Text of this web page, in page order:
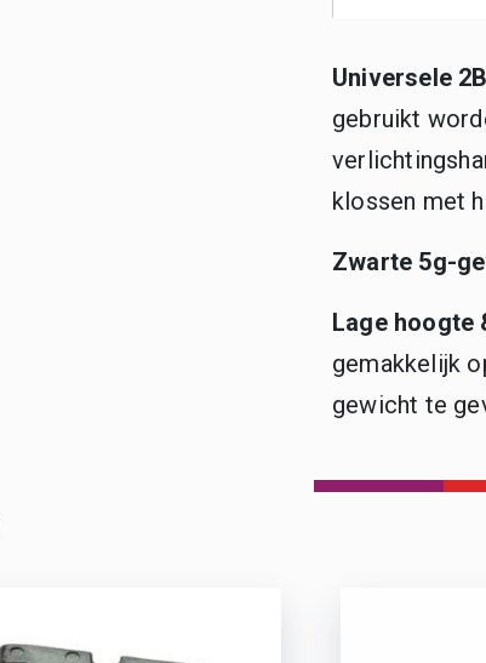
Universele
gebruikt
klossen met
Zwarte 5g-
Lage hoogte
gemakkelijk
gewicht te